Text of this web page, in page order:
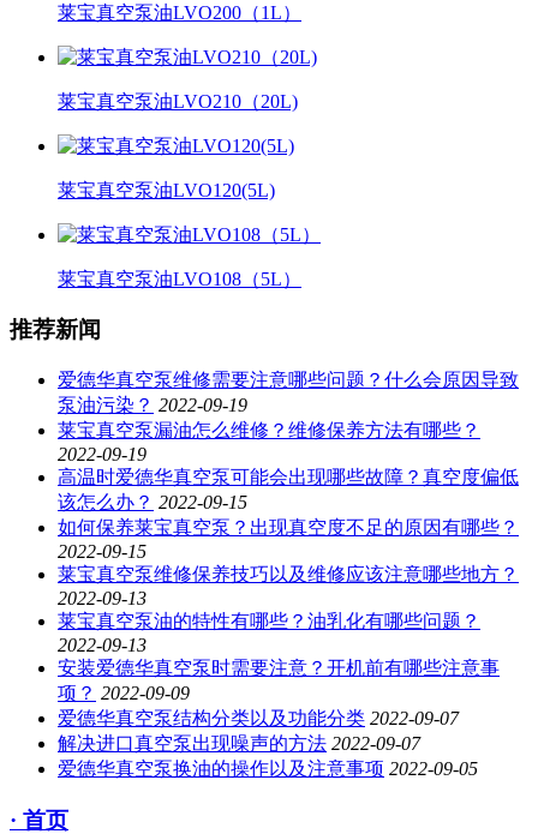
莱宝真空泵油LVO200（1L）
莱宝真空泵油LVO210（20L)
莱宝真空泵油LVO120(5L)
莱宝真空泵油LVO108（5L）
推荐新闻
爱德华真空泵维修需要注意哪些问题？什么会原因导致
泵油污染？ 2022-09-19
莱宝真空泵漏油怎么维修？维修保养方法有哪些？
2022-09-19
高温时爱德华真空泵可能会出现哪些故障？真空度偏低
该怎么办？ 2022-09-15
如何保养莱宝真空泵？出现真空度不足的原因有哪些？
2022-09-15
莱宝真空泵维修保养技巧以及维修应该注意哪些地方？
2022-09-13
莱宝真空泵油的特性有哪些？油乳化有哪些问题？
2022-09-13
安装爱德华真空泵时需要注意？开机前有哪些注意事
项？ 2022-09-09
爱德华真空泵结构分类以及功能分类 2022-09-07
解决进口真空泵出现噪声的方法 2022-09-07
爱德华真空泵换油的操作以及注意事项 2022-09-05
· 首页